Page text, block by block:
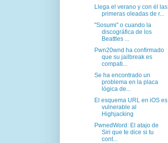
Llega el verano y con él las
primeras oleadas de r...
"Sosumi" o cuando la
discográfica de los
Beattles ...
Pwn20wnd ha confirmado
que su jailbreak es
compati...
Se ha encontrado un
problema en la placa
lógica de...
El esquema URL en iOS es
vulnerable al
Highjacking
PwnedWord: El atajo de
Siri que te dice si tu
cont...